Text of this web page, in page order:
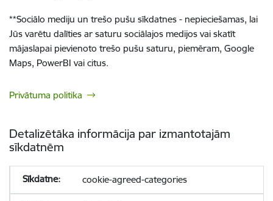
**Sociālo mediju un trešo pušu sīkdatnes - nepieciešamas, lai
Jūs varētu dalīties ar saturu sociālajos medijos vai skatīt
mājaslapai pievienoto trešo pušu saturu, piemēram, Google
Maps, PowerBI vai citus.
Privātuma politika
Detalizētāka informācija par izmantotajām
sīkdatnēm
cookie-agreed-categories